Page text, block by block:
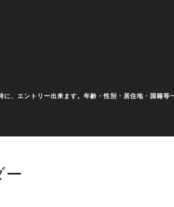
、エントリー出来ます。年齢・性別・居住地・国籍等
ー